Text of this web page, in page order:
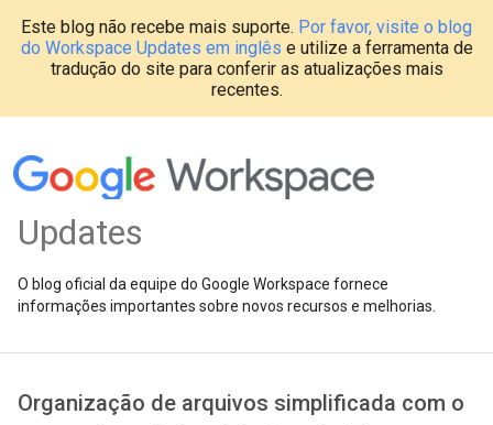
Este blog não recebe mais suporte. Por favor, visite o blog
do Workspace Updates em inglês e utilize a ferramenta de
tradução do site para conferir as atualizações mais
recentes.
Updates
O blog oficial da equipe do Google Workspace fornece
informações importantes sobre novos recursos e melhorias.
Organização de arquivos simplificada com o